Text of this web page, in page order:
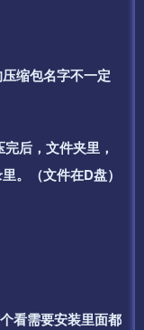
缩包名字不一定
后，文件夹里，
。（文件在D盘）
看需要安装里面都